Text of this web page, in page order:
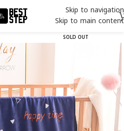
Skip to navigation
Skip to main content
SOLD OUT